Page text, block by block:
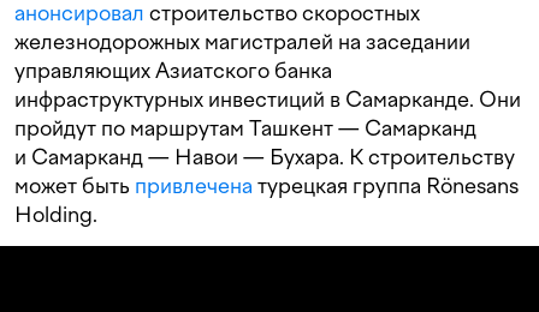
анонсировал строительство скоростных
железнодорожных магистралей на заседании
управляющих Азиатского банка
инфраструктурных инвестиций в Самарканде. Они
пройдут по маршрутам Ташкент — Самарканд
и Самарканд — Навои — Бухара. К строительству
может быть привлечена турецкая группа Rönesans
Holding.